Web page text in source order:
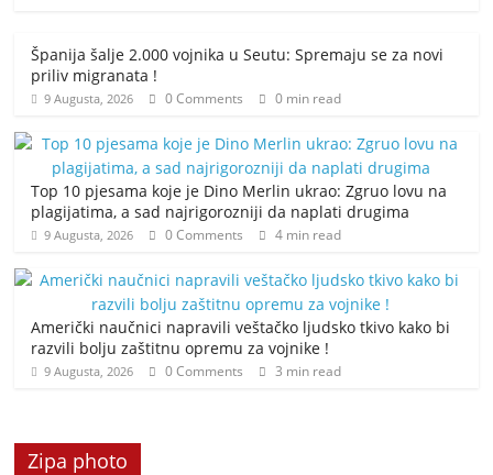
Španija šalje 2.000 vojnika u Seutu: Spremaju se za novi
priliv migranata !
9 Augusta, 2026 0 Comments 0 min read
Top 10 pjesama koje je Dino Merlin ukrao: Zgruo lovu na
plagijatima, a sad najrigorozniji da naplati drugima
9 Augusta, 2026 0 Comments 4 min read
Američki naučnici napravili veštačko ljudsko tkivo kako bi
razvili bolju zaštitnu opremu za vojnike !
9 Augusta, 2026 0 Comments 3 min read
Zipa photo